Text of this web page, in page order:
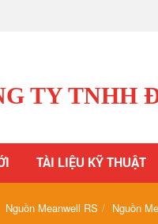
TY
TÀI LIỆU KỸ THUẬT
Nguồn Meanwell RS Nguồn